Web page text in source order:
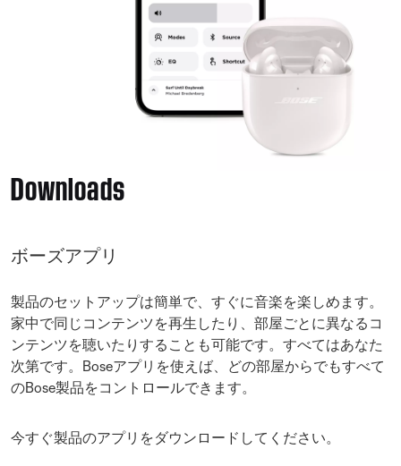
Downloads
ボーズアプリ
製品のセットアップは簡単で、すぐに音楽を楽しめます。
家中で同じコンテンツを再生したり、部屋ごとに異なるコ
ンテンツを聴いたりすることも可能です。すべてはあなた
次第です。Boseアプリを使えば、どの部屋からでもすべて
のBose製品をコントロールできます。
今すぐ製品のアプリをダウンロードしてください。